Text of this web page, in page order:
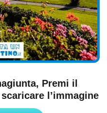
Premi il
l’immagine